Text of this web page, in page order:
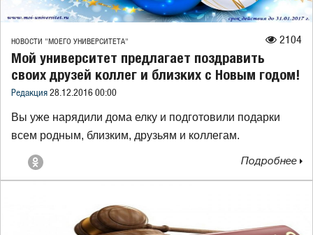
НОВОСТИ "МОЕГО УНИВЕРСИТЕТА" 2104
Мой университет предлагает поздравить
своих друзей коллег и близких с Новым годом!
Редакция 28.12.2016 00:00
Вы уже нарядили дома елку и подготовили подарки
всем родным, близким, друзьям и коллегам.
Подробнее